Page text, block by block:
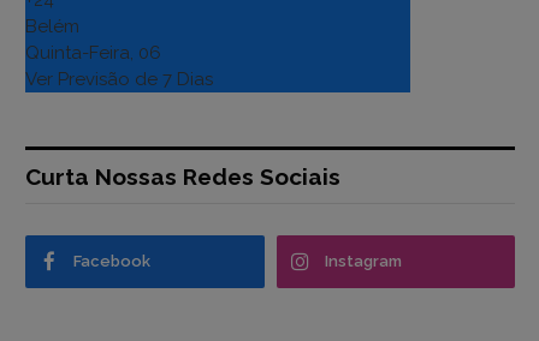
Belém
Quinta-Feira, 06
Ver Previsão de 7 Dias
Curta Nossas Redes Sociais
Facebook Instagram